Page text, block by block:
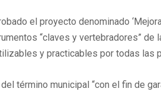
el proyecto denominado
“claves y vertebradores”
y practicables por todas las
término municipal “con el fin de